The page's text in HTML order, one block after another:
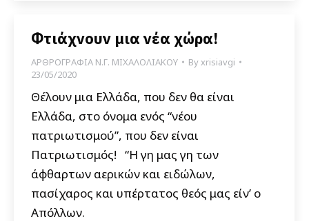
Φτιάχνουν μια νέα χώρα!
ΑΡΘΡΟΓΡΑΦΙΑ Ν.Γ. ΜΙΧΑΛΟΛΙΑΚΟΥ Byxrisiavgi
23/05/2020
Θέλουν μια Ελλάδα, που δεν θα είναι
Ελλάδα, στο όνομα ενός “νέου
πατριωτισμού”, που δεν είναι
Πατριωτισμός! “Η γη μας γη των
άφθαρτων αερικών και ειδώλων,
πασίχαρος και υπέρτατος θεός μας είν’ ο
Απόλλων.